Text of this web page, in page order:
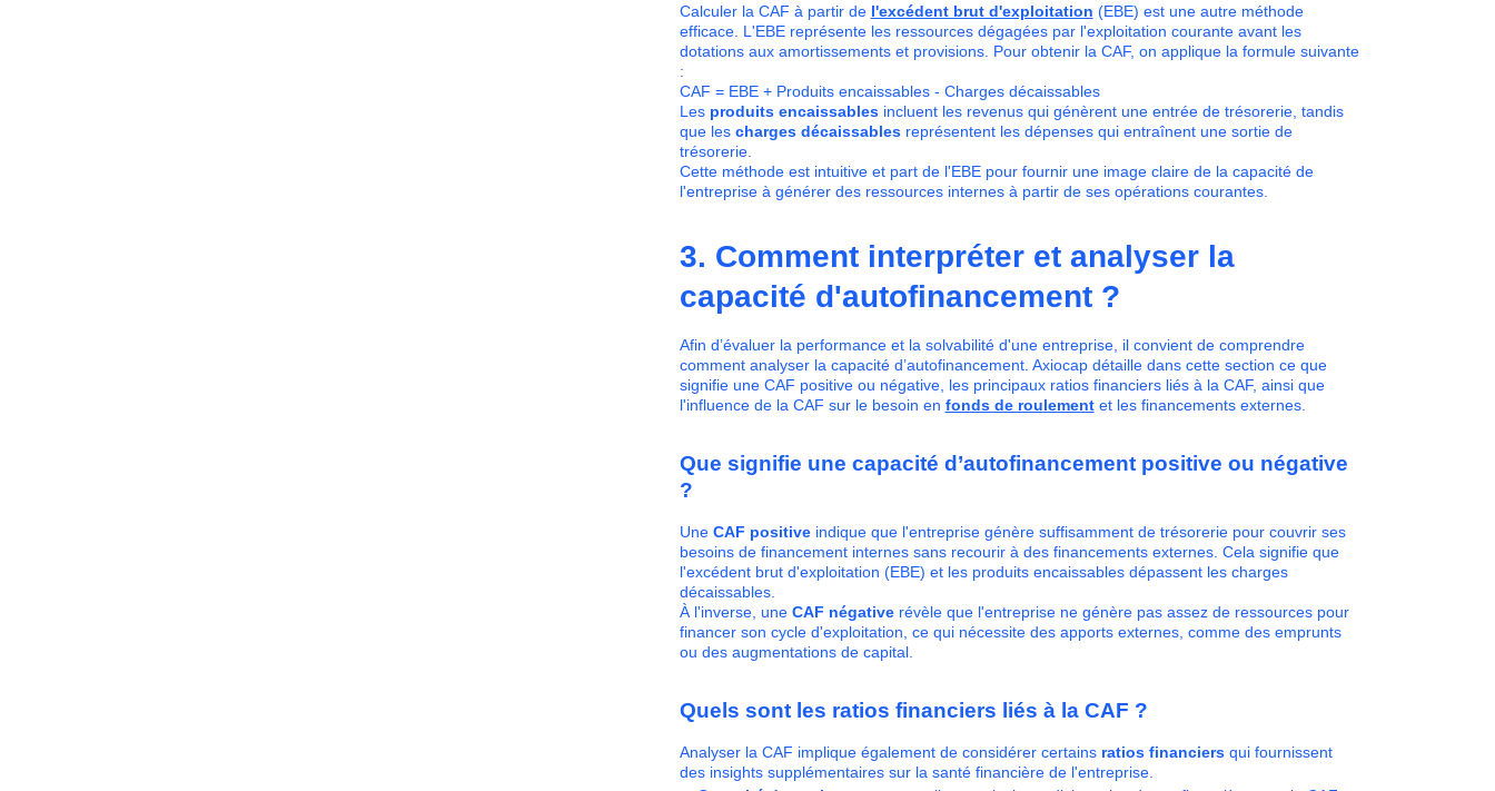
Calculer la CAF à partir de l'excédent brut d'exploitation (EBE) est une autre méthode
efficace. L'EBE représente les ressources dégagées par l'exploitation courante avant les
dotations aux amortissements et provisions. Pour obtenir la CAF, on applique la formule suivante
:
CAF = EBE + Produits encaissables - Charges décaissables
Les produits encaissablesincluent les revenus qui génèrent une entrée de trésorerie, tandis
que les charges décaissablesreprésentent les dépenses qui entraînent une sortie de
trésorerie.
Cette méthode est intuitive et part de l'EBE pour fournir une image claire de la capacité de
l'entreprise à générer des ressources internes à partir de ses opérations courantes.
3. Comment interpréter et analyser la
capacité d'autofinancement ?
Afin d’évaluer la performance et la solvabilité d'une entreprise, il convient de comprendre
comment analyser la capacité d’autofinancement. Axiocap détaille dans cette section ce que
signifie une CAF positive ou négative, les principaux ratios financiers liés à la CAF, ainsi que
l'influence de la CAF sur le besoin en fonds de roulementet les financements externes.
Que signifie une capacité d’autofinancement positive ou négative
?
Une CAF positiveindique que l'entreprise génère suffisamment de trésorerie pour couvrir ses
besoins de financement internes sans recourir à des financements externes. Cela signifie que
l'excédent brut d'exploitation (EBE) et les produits encaissables dépassent les charges
décaissables.
À l'inverse, une CAF négativerévèle que l'entreprise ne génère pas assez de ressources pour
financer son cycle d'exploitation, ce qui nécessite des apports externes, comme des emprunts
ou des augmentations de capital.
Quels sont les ratios financiers liés à la CAF ?
Analyser la CAF implique également de considérer certains ratios financiersqui fournissent
des insights supplémentaires sur la santé financière de l'entreprise.